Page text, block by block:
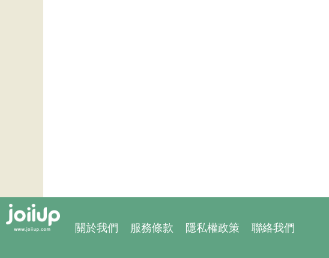
關於我們 服務條款 隱私權政策 聯絡我們